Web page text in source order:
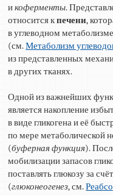
икоферменты.
относится кпечени,
в углеводном
(см.Метаболизм
из представленных
в других тканях.
Одной из важнейших
является накопление
в виде гликогена и её
по мере метаболической
(буферная функция).
мобилизации запасов
поставлять глюкозу за
(глюконеогенез, см.